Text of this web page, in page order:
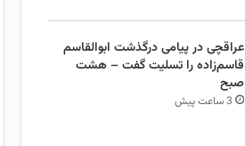
عراقچی در پیامی درگذشت ابوالقاسم
قاسم‌زاده را تسلیت گفت – هشت
صبح
3 ساعت پیش